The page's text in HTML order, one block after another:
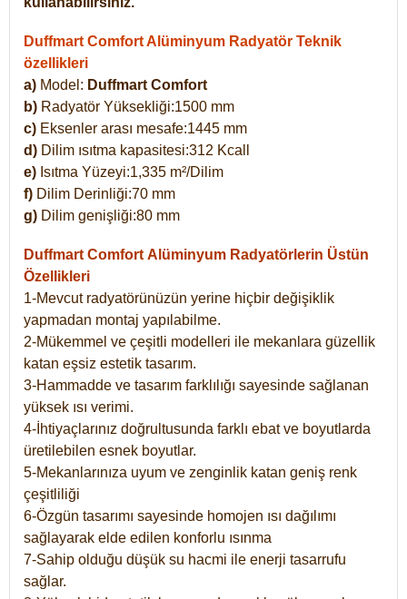
Duffmart Comfort Alüminyum Radyatör Teknik
özellikleri
a) Model: Duffmart Comfort
b) Radyatör Yüksekliği:1500 mm
c) Eksenler arası mesafe:1445 mm
d) Dilim ısıtma kapasitesi:312 Kcall
e) Isıtma Yüzeyi:1,335 m²/Dilim
f) Dilim Derinliği:70 mm
g) Dilim genişliği:80 mm
Duffmart Comfort Alüminyum Radyatörlerin Üstün
Özellikleri
1-Mevcut radyatörünüzün yerine hiçbir değişiklik
yapmadan montaj yapılabilme.
2-Mükemmel ve çeşitli modelleri ile mekanlara güzellik
katan eşsiz estetik tasarım.
3-Hammadde ve tasarım farklılığı sayesinde sağlanan
yüksek ısı verimi.
4-İhtiyaçlarınız doğrultusunda farklı ebat ve boyutlarda
üretilebilen esnek boyutlar.
5-Mekanlarınıza uyum ve zenginlik katan geniş renk
çeşitliliği
6-Özgün tasarımı sayesinde homojen ısı dağılımı
sağlayarak elde edilen konforlu ısınma
7-Sahip olduğu düşük su hacmi ile enerji tasarrufu
sağlar.